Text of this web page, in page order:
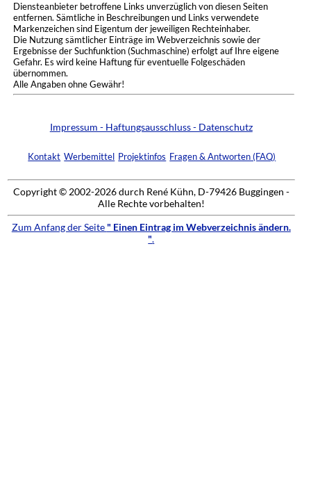
Diensteanbieter betroffene Links unverzüglich von diesen Seiten
entfernen. Sämtliche in Beschreibungen und Links verwendete
Markenzeichen sind Eigentum der jeweiligen Rechteinhaber.
Die Nutzung sämtlicher Einträge im Webverzeichnis sowie der
Ergebnisse der Suchfunktion (Suchmaschine) erfolgt auf Ihre eigene
Gefahr. Es wird keine Haftung für eventuelle Folgeschäden
übernommen.
Alle Angaben ohne Gewähr!
Impressum - Haftungsausschluss - Datenschutz
Kontakt Werbemittel Projektinfos Fragen & Antworten (FAQ)
Copyright © 2002-2026 durch René Kühn, D-79426 Buggingen -
Alle Rechte vorbehalten!
Zum Anfang der Seite " Einen Eintrag im Webverzeichnis ändern.
".